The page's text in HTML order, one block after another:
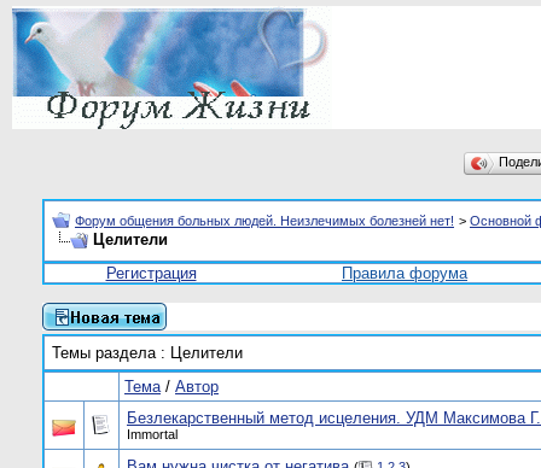
Форум общения больных людей. Неизлечимых болезней нет! > Основной
Целители
Регистрация
Правила форума
Темы раздела: Целители
Тема/ Автор
Безлекарственный метод исцеления. УДМ Максимова
Immortal